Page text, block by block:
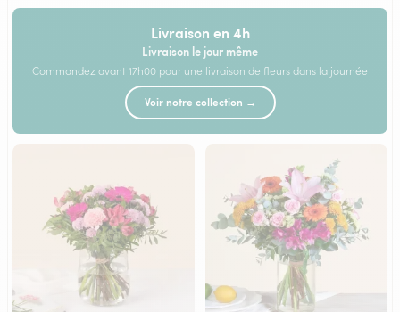
Livraison en 4h
Livraison le jour même
Commandez avant 17h00 pour une livraison de fleurs dans la journée
Voir notre collection →